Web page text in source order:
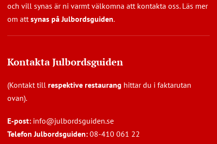
och vill synas är ni varmt välkomna att kontakta oss. Läs mer
om att synas på Julbordsguiden.
Kontakta Julbordsguiden
(Kontakt till respektive restaurang hittar du i faktarutan
ovan).
E-post: info@julbordsguiden.se
Telefon Julbordsguiden: 08-410 061 22